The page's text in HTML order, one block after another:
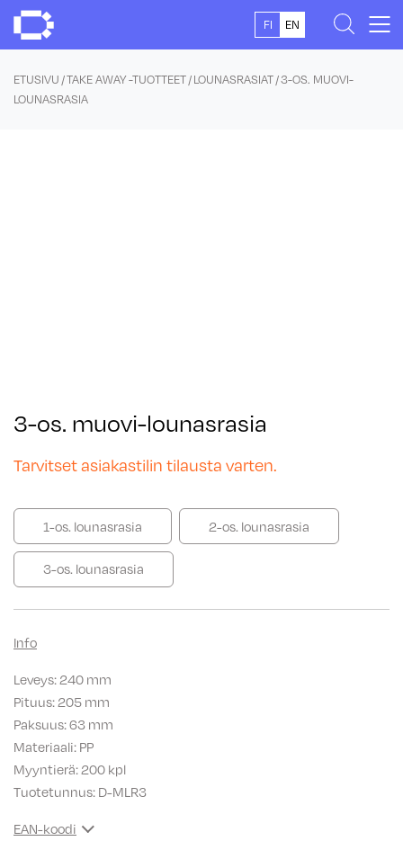
Skip
content
FI EN
ETUSIVU /TAKE AWAY -TUOTTEET/LOUNASRASIAT/ 3-OS. MUOVI-
LOUNASRASIA
3-os. muovi-lounasrasia
Tarvitset asiakastilin tilausta varten.
1-os. lounasrasia 2-os. lounasrasia
3-os. lounasrasia
Info
Leveys: 240 mm
Pituus: 205 mm
Paksuus: 63 mm
Materiaali: PP
Myyntierä: 200 kpl
Tuotetunnus: D-MLR3
EAN-koodi